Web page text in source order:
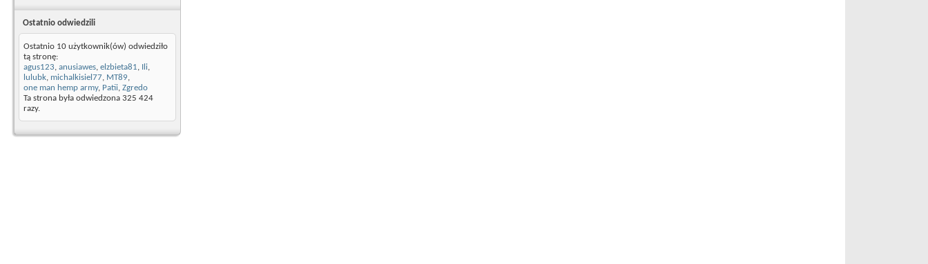
Ostatnio odwiedzili
Ostatnio 10 użytkownik(ów) odwiedziło
tą stronę:
agus123, anusiawes, elzbieta81, Ili,
lulubk, michalkisiel77, MT89,
one man hemp army, Patii, Zgredo
Ta strona była odwiedzona 325 424
razy.